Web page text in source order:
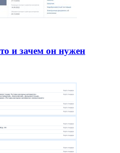
и зачем он нужен